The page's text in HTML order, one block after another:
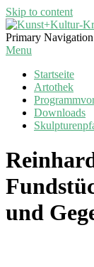
Skip to content
Kunst+Kultur-
Kreis
Primary
Menu
Startseite
Artothek
Downloads
und